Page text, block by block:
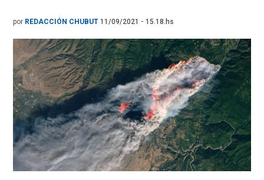
por REDACCIÓN CHUBUT 11/09/2021 - 15.18.hs